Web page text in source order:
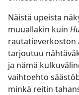
Näistä upeista
muuallakin kuin
rautatieverkoston
tarjoutuu
ja nämä
vaihtoehto
minkä reitin